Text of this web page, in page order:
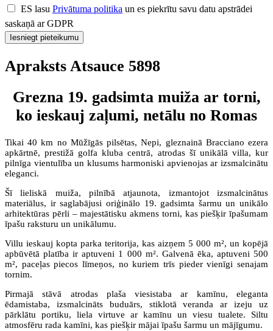
ES lasu Privātuma politika un es piekrītu savu datu apstrādei
saskaņā ar GDPR
Iesniegt pieteikumu
Apraksts Atsauce 5898
Grezna 19. gadsimta muiža ar torni,
ko ieskauj zaļumi, netālu no Romas
Tikai 40 km no Mūžīgās pilsētas, Nepi, gleznainā Bracciano ezera
apkārtnē, prestižā golfa kluba centrā, atrodas šī unikālā villa, kur
pilnīga vientulība un klusums harmoniski apvienojas ar izsmalcinātu
eleganci.
Šī lieliskā muiža, pilnībā atjaunota, izmantojot izsmalcinātus
materiālus, ir saglabājusi oriģinālo 19. gadsimta šarmu un unikālo
arhitektūras pērli – majestātisku akmens torni, kas piešķir īpašumam
īpašu raksturu un unikālumu.
Villu ieskauj kopta parka teritorija, kas aizņem 5 000 m², un kopējā
apbūvētā platība ir aptuveni 1 000 m². Galvenā ēka, aptuveni 500
m², paceļas piecos līmeņos, no kuriem trīs pieder vienīgi senajam
tornim.
Pirmajā stāvā atrodas plaša viesistaba ar kamīnu, eleganta
ēdamistaba, izsmalcināts buduārs, stiklotā veranda ar izeju uz
pārklātu portiku, liela virtuve ar kamīnu un viesu tualete. Siltu
atmosfēru rada kamīni, kas piešķir mājai īpašu šarmu un mājīgumu.